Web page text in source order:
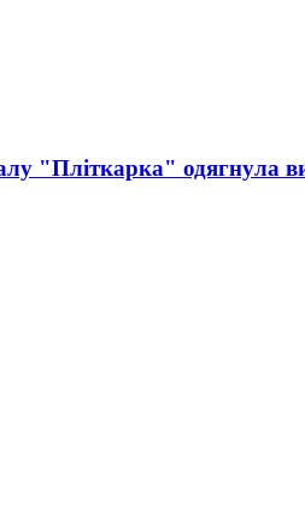
"Пліткарка" одягнула